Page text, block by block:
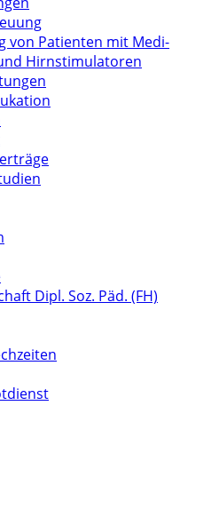
von Patienten mit Medi-
Hirnstimulatoren
Dipl. Soz. Päd. (FH)